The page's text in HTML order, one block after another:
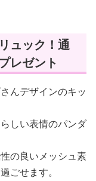
ュック！通
レゼント
んデザインのキッ
しい表情のパンダ
の良いメッシュ素
ごせます。